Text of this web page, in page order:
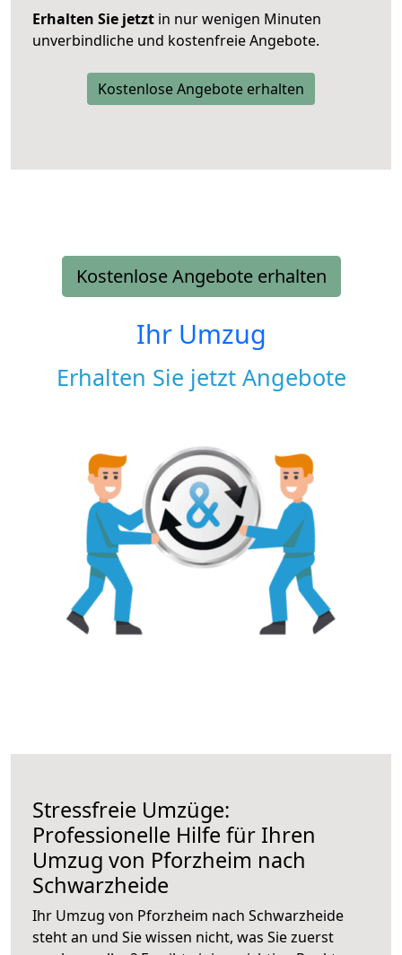
Erhalten Sie jetzt in nur wenigen Minuten
unverbindliche und kostenfreie Angebote.
Kostenlose Angebote erhalten
Kostenlose Angebote erhalten
Ihr Umzug
Erhalten Sie jetzt Angebote
Stressfreie Umzüge:
Professionelle Hilfe für Ihren
Umzug von Pforzheim nach
Schwarzheide
Ihr Umzug von Pforzheim nach Schwarzheide
steht an und Sie wissen nicht, was Sie zuerst